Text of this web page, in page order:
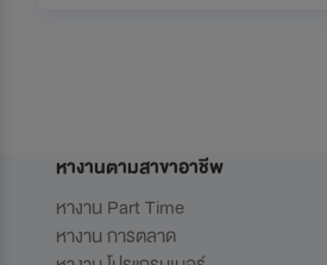
หางานตามสาขาอาชีพ
หางาน Part Time
หางาน การตลาด